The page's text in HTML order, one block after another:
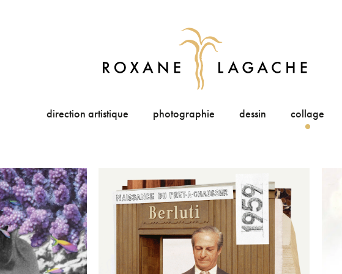
direction artistique photographie dessin collage